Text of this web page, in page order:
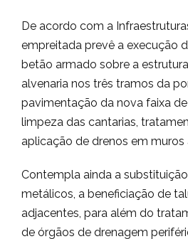
De acordo com a
empreitada prevê a execução
betão armado sobre a
alvenaria nos três tramos da
pavimentação da nova faixa
limpeza das cantarias,
aplicação de drenos em muros
Contempla ainda a
metálicos, a beneficiação de
adjacentes, para além do
de órgãos de drenagem